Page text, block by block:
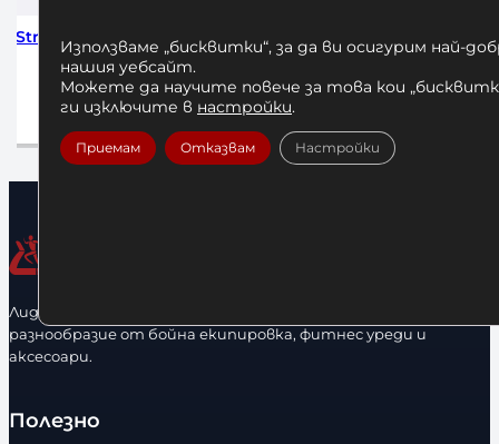
за Бокс Leone Hermes DNA
90,00 €/ 176,02 лв.
Опции
Обувки за Бокс
Лидерфитнес е водещ вносител и представител на голямо
разнообразие от бойна екипировка, фитнес уреди и
аксесоари.
Полезно
Използваме „бисквитки“, за да ви осигурим най-
нашия уебсайт.
Можете да научите повече за това кои
ги изключите в настройки.
Приемам Отказвам Настройки